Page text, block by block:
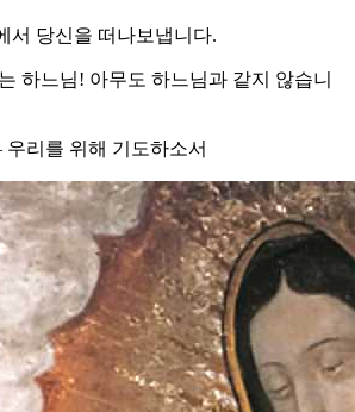
서 당신을 떠나보냅니다.
하느님! 아무도 하느님과 같지 않습니
리를 위해 기도하소서